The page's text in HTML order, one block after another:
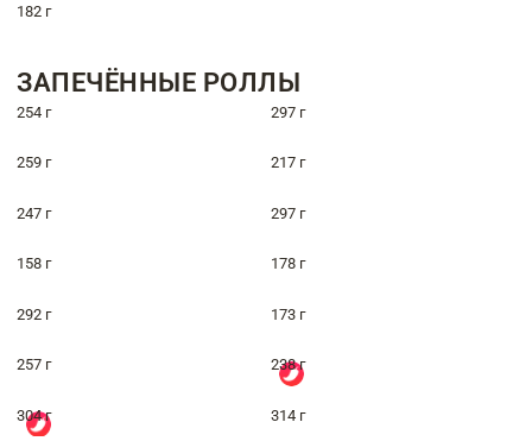
182 г
ЗАПЕЧЁННЫЕ РОЛЛЫ
254 г 297 г
259 г 217 г
247 г 297 г
158 г 178 г
292 г 173 г
257 г 238 г
304 г 314 г